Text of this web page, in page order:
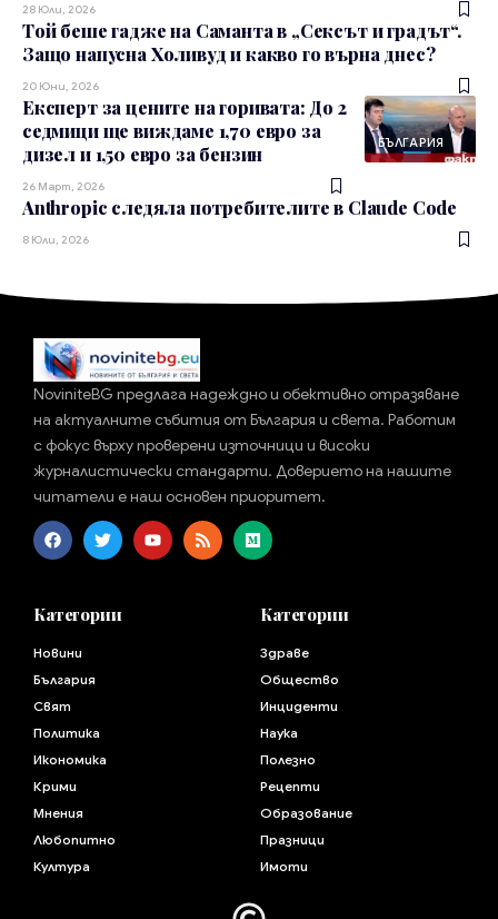
28 Юли, 2026
Той беше гадже на Саманта в „Сексът и градът“.
Защо напусна Холивуд и какво го върна днес?
20 Юни, 2026
БЪЛГАРИЯ
Експерт за цените на горивата: До 2
седмици ще виждаме 1,70 евро за
дизел и 1,50 евро за бензин
26 Март, 2026
Anthropic следяла потребителите в Claude Code
8 Юли, 2026
NoviniteBG предлага надеждно и обективно отразяване
на актуалните събития от България и света. Работим
с фокус върху проверени източници и високи
журналистически стандарти. Доверието на нашите
читатели е наш основен приоритет.
Категории
Новини
България
Свят
Политика
Икономика
Крими
Мнения
Любопитно
Култура
Категории
Здраве
Общество
Инциденти
Наука
Полезно
Рецепти
Образование
Празници
Имоти